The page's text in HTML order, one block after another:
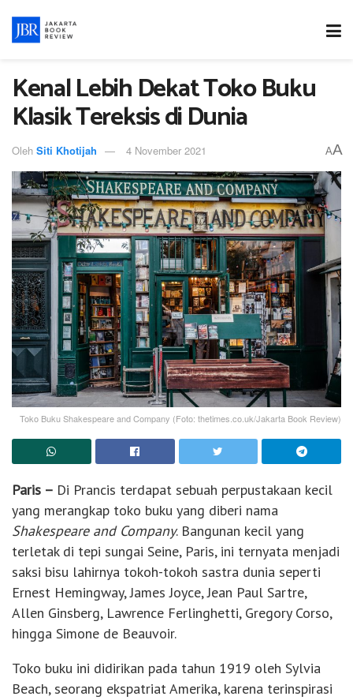
Kenal Lebih Dekat Toko Buku
Klasik Tereksis di Dunia
Oleh Siti Khotijah 4 November 2021 AA
Toko Buku Shakespeare and Company (Foto: thetimes.co.uk/Jakarta Book Review)
Paris – Di Prancis terdapat sebuah perpustakaan kecil
yang merangkap toko buku yang diberi nama
Shakespeare and Company. Bangunan kecil yang
terletak di tepi sungai Seine, Paris, ini ternyata menjadi
saksi bisu lahirnya tokoh-tokoh sastra dunia seperti
Ernest Hemingway, James Joyce, Jean Paul Sartre,
Allen Ginsberg, Lawrence Ferlinghetti, Gregory Corso,
hingga Simone de Beauvoir.
Toko buku ini didirikan pada tahun 1919 oleh Sylvia
Beach, seorang ekspatriat Amerika, karena terinspirasi